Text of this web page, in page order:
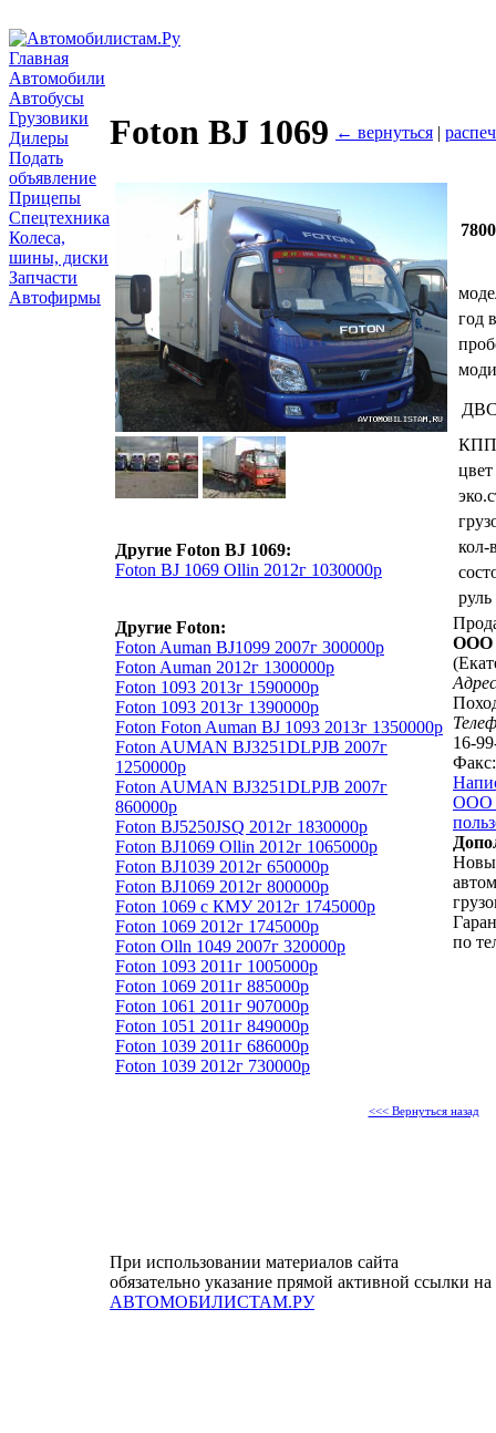
Главная
Автомобили
Автобусы
Грузовики
Дилеры
Подать
объявление
Прицепы
Спецтехника
Колеса,
шины, диски
Запчасти
Автофирмы
Foton BJ 1069 ← вернуться |
Другие Foton BJ 1069:
Foton BJ 1069 Ollin 2012г 1030000р
Другие Foton:
Foton Auman BJ1099 2007г 300000р
Foton Auman 2012г 1300000р
Foton 1093 2013г 1590000р
Foton 1093 2013г 1390000р
Foton Foton Auman BJ 1093 2013г 1350000р
Foton AUMAN BJ3251DLPJB 2007г
1250000р
Foton AUMAN BJ3251DLPJB 2007г
860000р
Foton BJ5250JSQ 2012г 1830000р
Foton BJ1069 Ollin 2012г 1065000р
Foton BJ1039 2012г 650000р
Foton BJ1069 2012г 800000р
Foton 1069 с КМУ 2012г 1745000р
Foton 1069 2012г 1745000р
Foton Olln 1049 2007г 320000р
Foton 1093 2011г 1005000р
Foton 1069 2011г 885000р
Foton 1061 2011г 907000р
Foton 1051 2011г 849000р
Foton 1039 2011г 686000р
Foton 1039 2012г 730000р
год
КПП
цвет
кол-
руль
ООО
16-
ООО
по
<<< Вернуться назад
При использовании материалов сайта
обязательно указание прямой активной ссылки на
АВТОМОБИЛИСТАМ.РУ